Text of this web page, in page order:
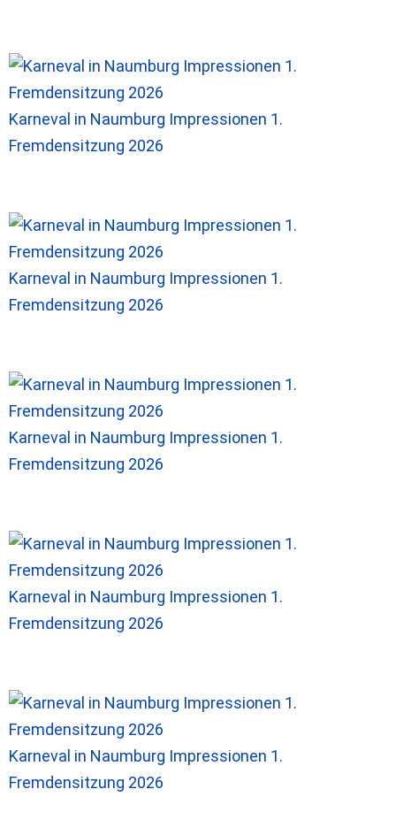
Karneval in Naumburg Impressionen 1.
Fremdensitzung 2026
Karneval in Naumburg Impressionen 1.
Fremdensitzung 2026
Karneval in Naumburg Impressionen 1.
Fremdensitzung 2026
Karneval in Naumburg Impressionen 1.
Fremdensitzung 2026
Karneval in Naumburg Impressionen 1.
Fremdensitzung 2026